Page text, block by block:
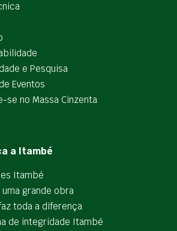
e Pesquisa
Eventos
se no Massa Cinzenta
a Itambé
Itambé
uma grande obra
toda a diferença
de integridade Itambé